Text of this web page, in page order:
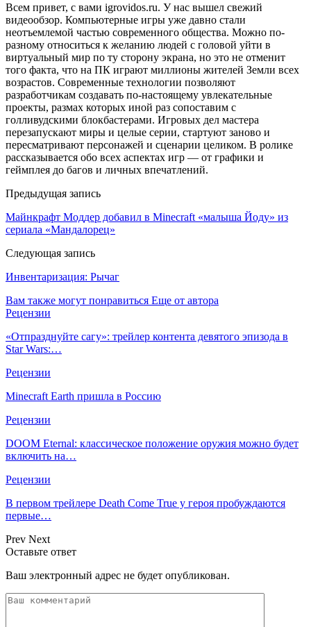
Всем привет, с вами igrovidos.ru. У нас вышел свежий
видеообзор. Компьютерные игры уже давно стали
неотъемлемой частью современного общества. Можно по-
разному относиться к желанию людей с головой уйти в
виртуальный мир по ту сторону экрана, но это не отменит
того факта, что на ПК играют миллионы жителей Земли всех
возрастов. Современные технологии позволяют
разработчикам создавать по-настоящему увлекательные
проекты, размах которых иной раз сопоставим с
голливудскими блокбастерами. Игровых дел мастера
перезапускают миры и целые серии, стартуют заново и
пересматривают персонажей и сценарии целиком. В ролике
рассказывается обо всех аспектах игр — от графики и
геймплея до багов и личных впечатлений.
Предыдущая запись
Майнкрафт Моддер добавил в Minecraft «малыша Йоду» из
сериала «Мандалорец»
Следующая запись
Инвентаризация: Рычаг
Вам также могут понравиться Еще от автора
Рецензии
«Отпразднуйте сагу»: трейлер контента девятого эпизода в
Star Wars:…
Рецензии
Minecraft Earth пришла в Россию
Рецензии
DOOM Eternal: классическое положение оружия можно будет
включить на…
Рецензии
В первом трейлере Death Come True у героя пробуждаются
первые…
Prev Next
Оставьте ответ
Ваш электронный адрес не будет опубликован.